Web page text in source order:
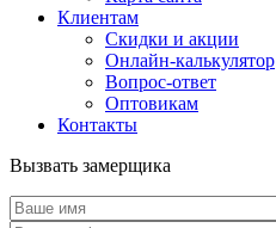
Клиентам
Скидки и акции
Онлайн-калькулятор
Вопрос-ответ
Оптовикам
Контакты
Вызвать замерщика